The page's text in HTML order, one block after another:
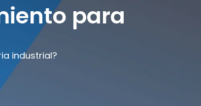
para
industrial?